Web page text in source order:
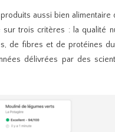
aussi bien
sur trois critères : la qualité
de fibres et de protéines
délivrées par des